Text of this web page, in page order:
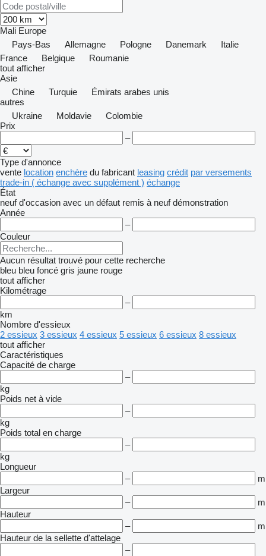
Mali Europe
Pays-Bas
Allemagne Pologne Danemark
Italie
France
Belgique
Roumanie
tout afficher
Asie
Chine
Turquie
Émirats arabes unis
autres
Ukraine
Moldavie
Colombie
Prix
–
Type d'annonce
vente location enchère du fabricant leasing crédit par versements
trade-in ( échange avec supplément ) échange
État
neuf d'occasion avec un défaut remis à neuf démonstration
Année
–
Couleur
Aucun résultat trouvé pour cette recherche
bleu bleu foncé gris jaune rouge
tout afficher
Kilométrage
–
km
Nombre d'essieux
2 essieux 3 essieux 4 essieux 5 essieux 6 essieux 8 essieux
tout afficher
Caractéristiques
Capacité de charge
–
kg
Poids net à vide
–
kg
Poids total en charge
–
kg
Longueur
–
m
Largeur
–
m
Hauteur
–
m
Hauteur de la sellette d'attelage
–